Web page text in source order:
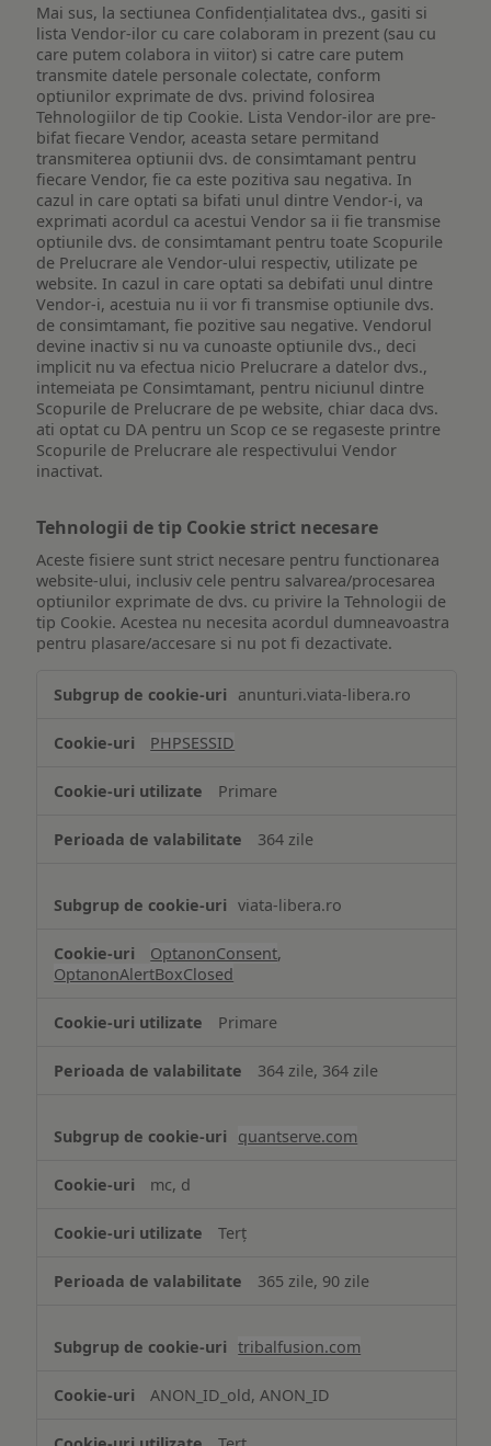
Mai sus, la sectiunea Confidențialitatea dvs., gasiti si
lista Vendor-ilor cu care colaboram in prezent (sau cu
care putem colabora in viitor) si catre care putem
transmite datele personale colectate, conform
optiunilor exprimate de dvs. privind folosirea
Tehnologiilor de tip Cookie. Lista Vendor-ilor are pre-
bifat fiecare Vendor, aceasta setare permitand
transmiterea optiunii dvs. de consimtamant pentru
fiecare Vendor, fie ca este pozitiva sau negativa. In
cazul in care optati sa bifati unul dintre Vendor-i, va
exprimati acordul ca acestui Vendor sa ii fie transmise
optiunile dvs. de consimtamant pentru toate Scopurile
de Prelucrare ale Vendor-ului respectiv, utilizate pe
website. In cazul in care optati sa debifati unul dintre
Vendor-i, acestuia nu ii vor fi transmise optiunile dvs.
de consimtamant, fie pozitive sau negative. Vendorul
devine inactiv si nu va cunoaste optiunile dvs., deci
implicit nu va efectua nicio Prelucrare a datelor dvs.,
intemeiata pe Consimtamant, pentru niciunul dintre
Scopurile de Prelucrare de pe website, chiar daca dvs.
ati optat cu DA pentru un Scop ce se regaseste printre
Scopurile de Prelucrare ale respectivului Vendor
inactivat.
Tehnologii de tip Cookie strict necesare
Aceste fisiere sunt strict necesare pentru functionarea
website-ului, inclusiv cele pentru salvarea/procesarea
optiunilor exprimate de dvs. cu privire la Tehnologii de
tip Cookie. Acestea nu necesita acordul dumneavoastra
pentru plasare/accesare si nu pot fi dezactivate.
de
Cookie
necesare
anunturi.viata-libera.ro
PHPSESSID
Primare
364 zile
viata-libera.ro
OptanonConsent,
OptanonAlertBoxClosed
Primare
364 zile, 364 zile
quantserve.com
mc, d
Terț
365 zile, 90 zile
tribalfusion.com
ANON_ID_old, ANON_ID